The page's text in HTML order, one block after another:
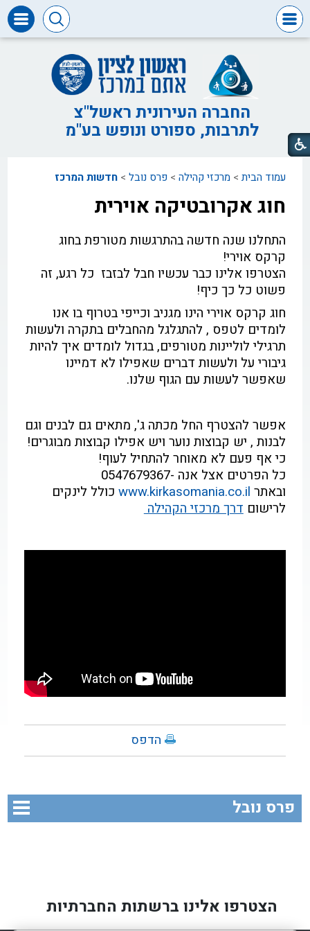
ומכרזים
חופש
המידע
דבר
ראש
דבר
דירקטוריון
צור
קשר
החברה העירונית ראשל"צ
לתרבות, ספורט ונופש בע"מ
עמוד הבית >מרכזי קהילה >פרס נובל >חדשות המרכז
חוג אקרובטיקה אוירית
קרקס אוירי!
פשוט כל כך כיף!
שאפשר לעשות עם הגוף שלנו.
לבנות , יש קבוצות נוער ויש אפילו קבוצות מבוגרים!
כי אף פעם לא מאוחר להתחיל לעוף!
כל הפרטים אצל אנה -0547679367
ובאתר www.kirkasomania.co.il
לרישום דרך מרכזי הקהילה
הדפס
פרס נובל
הצטרפו אלינו ברשתות החברתיות